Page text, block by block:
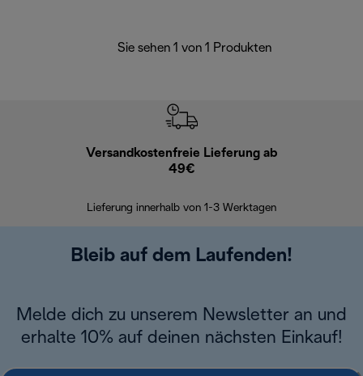
Sie sehen 1 von 1 Produkten
Versandkostenfreie Lieferung ab
49€
Lieferung innerhalb von 1-3 Werktagen
Bleib auf dem Laufenden!
Melde dich zu unserem Newsletter an und
erhalte 10% auf deinen nächsten Einkauf!